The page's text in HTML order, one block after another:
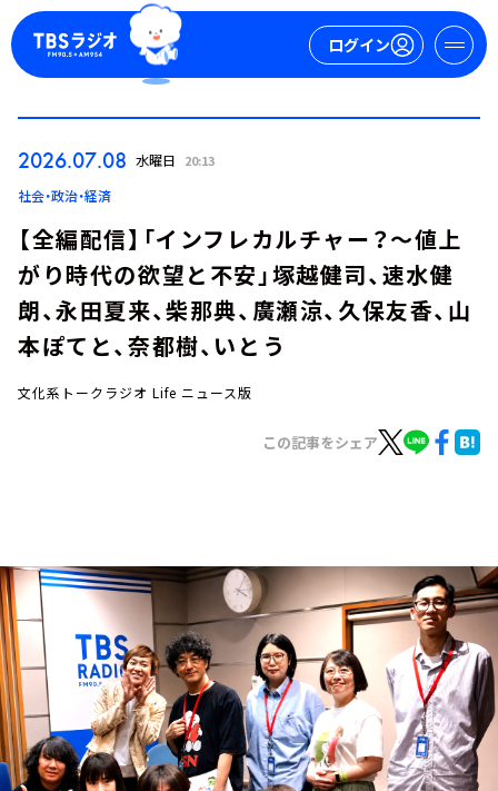
ログイン
今日の番組表
YouTube
会社情報
2026.07.08 水曜日 20:13
社会・政治・経済
【全編配信】「インフレカルチャー？～値上
がり時代の欲望と不安」塚越健司、速水健
朗、永田夏来、柴那典、廣瀬涼、久保友香、山
本ぽてと、奈都樹、いとう
文化系トークラジオ Life ニュース版
この記事をシェア